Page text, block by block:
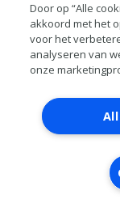
Contact
RAI bestanden
Door op “Alle
akkoord met het
voor het
analyseren van
onze